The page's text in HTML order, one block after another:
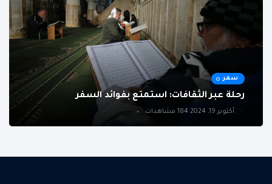
سفر
رحلة عبر الثقافات: استمتع بفوائد السفر
أكتوبر 19, 2024 184 مشاهدات